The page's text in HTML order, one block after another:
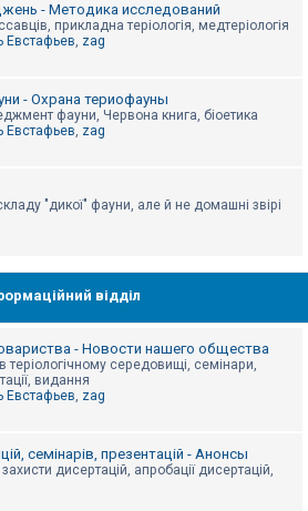
- Методика исследований
прикладна теріологія, медтеріологія
Евстафьев, zag
- Охрана териофауны
фауни, Червона книга, біоетика
Евстафьев, zag
"дикої" фауни, але й не домашні звірі
відділ
- Новости нашего общества
теріологічному середовищі, семінари,
видання
Евстафьев, zag
семінарів, презентацій - Анонсы
дисертацій, апробації дисертацій,